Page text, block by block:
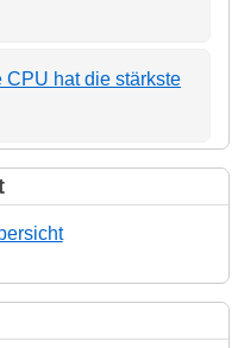
CPU hat die stärkste